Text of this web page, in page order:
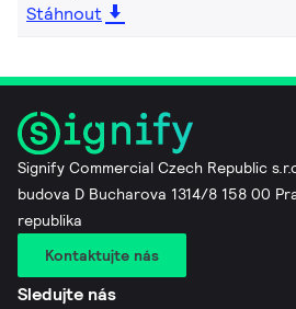
Stáhnout
Signify Commercial Czech Republic
budova D Bucharova 1314/8 158 00
republika
Kontaktujte nás
Sledujte nás